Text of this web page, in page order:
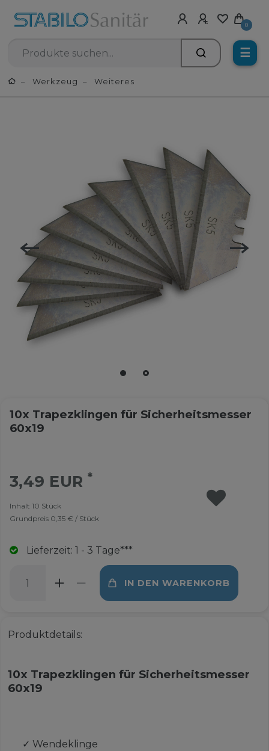
0
☰
Werkzeug Weiteres
10x Trapezklingen für Sicherheitsmesser
60x19
3,49 EUR*
Inhalt 10 Stück
Grundpreis 0,35 € / Stück
Lieferzeit: 1 - 3 Tage***
IN DEN WARENKORB
Produktdetails:
10x Trapezklingen für Sicherheitsmesser
60x19
✓ Wendeklinge